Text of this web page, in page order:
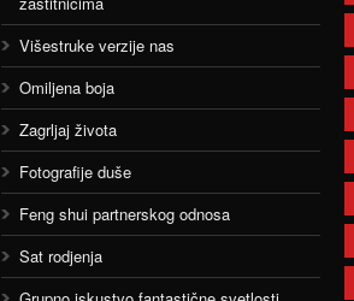
Višestruke verzije nas
Omiljena boja
Zagrljaj života
Fotografije duše
Feng shui partnerskog odnosa
Sat rodjenja